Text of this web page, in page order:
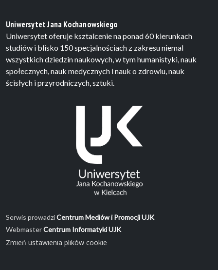
Uniwersytet Jana Kochanowskiego
Uniwersytet oferuje ksztalcenie na ponad 60 kierunkach
studiów i blisko 150 specjalnościach z zakresu niemal
wszystkich dziedzin naukowych, w tym humanistyki, nauk
społecznych, nauk medycznych i nauk o zdrowiu, nauk
ścisłych i przyrodniczych, sztuki.
Serwis prowadziCentrum Mediów i Promocji UJK
WebmasterCentrum Informatyki UJK
Zmień ustawienia plików cookie